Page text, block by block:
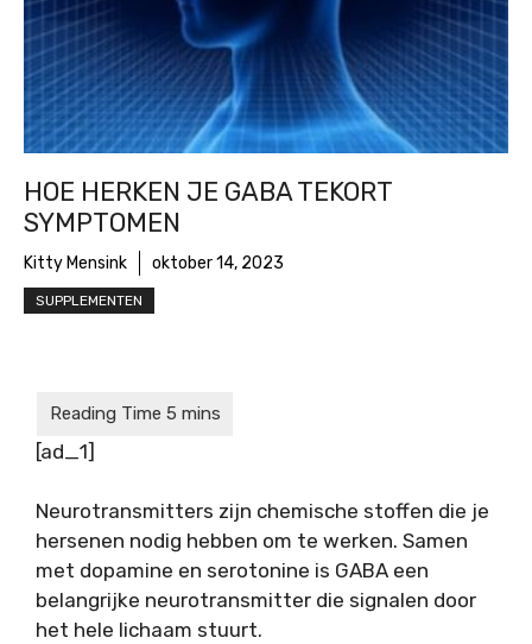
HOE HERKEN JE GABA TEKORT
SYMPTOMEN
Kitty Mensink oktober 14, 2023
SUPPLEMENTEN
[ad_1]
Neurotransmitters zijn chemische stoffen die je
hersenen nodig hebben om te werken. Samen
met dopamine en serotonine is GABA een
belangrijke neurotransmitter die signalen door
het hele lichaam stuurt.